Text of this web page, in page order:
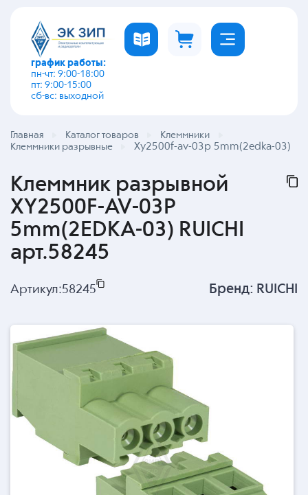
график работы:
пн-чт: 9:00-18:00
пт: 9:00-15:00
сб-вс: выходной
Главная Каталог товаров
Клеммники
Клеммники разрывные
Xy2500f-av-03p 5mm(2edka-03)
Клеммник разрывной
XY2500F-AV-03P
5mm(2EDKA-03) RUICHI
арт.58245
Артикул:58245 Бренд: RUICHI